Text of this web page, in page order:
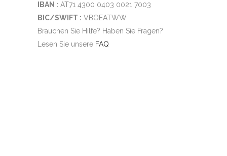
IBAN : AT71 4300 0403 0021 7003
BIC/SWIFT : VBOEATWW
Brauchen Sie Hilfe? Haben Sie Fragen?
Lesen Sie unsere FAQ